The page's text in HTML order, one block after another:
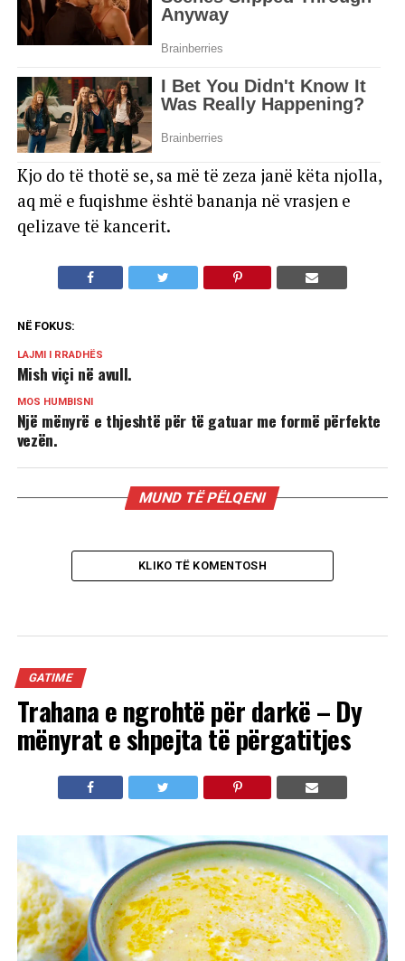
Kjo do të thotë se, sa më të zeza janë këta njolla,
aq më e fuqishme është bananja në vrasjen e
qelizave të kancerit.
NË FOKUS:
LAJMI I RRADHËS
Mish viçi në avull.
MOS HUMBISNI
Një mënyrë e thjeshtë për të gatuar me formë përfekte
vezën.
MUND TË PËLQENI
KLIKO TË KOMENTOSH
GATIME
Trahana e ngrohtë për darkë – Dy
mënyrat e shpejta të përgatitjes